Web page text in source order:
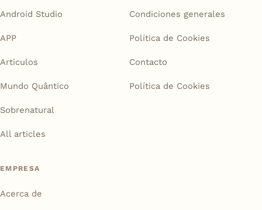
Android Studio
APP
Articulos
Mundo Quântico
Sobrenatural
All articles
Condiciones generales
Política de Cookies
Contacto
Política de Cookies
EMPRESA
Acerca de